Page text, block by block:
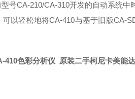
号CA-210/CA-310开发的自动系统
以轻松地将CA-410与基于旧版CA-
410色彩分析仪 原装二手柯尼卡美能